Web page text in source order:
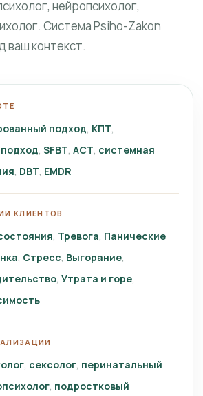
нейропсихолог,
Система Psiho-Zakon
ваш контекст.
подход КПТ
SFBT ACT системная
DBT EMDR
КЛИЕНТОВ
Тревога Панические
Стресс Выгорание
Утрата и горе
сексолог перинатальный
подростковый